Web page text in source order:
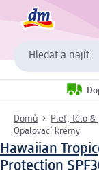
Hledat a najít
Domů Pleť, tělo &
Opalovací krémy
Hawaiian Tropic
Protection